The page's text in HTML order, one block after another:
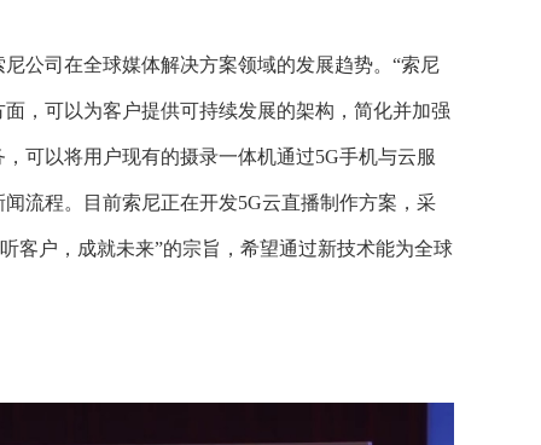
公司在全球媒体解决方案领域的发展趋势。“索尼
，可以为客户提供可持续发展的架构，简化并加强
可以将用户现有的摄录一体机通过5G手机与云服
流程。目前索尼正在开发5G云直播制作方案，采
客户，成就未来”的宗旨，希望通过新技术能为全球